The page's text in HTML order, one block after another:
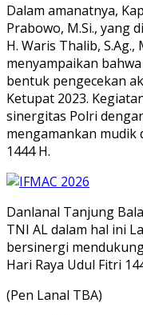
Dalam amanatnya,
Prabowo, M.Si., yang
H. Waris Thalib,
menyampaikan
bentuk pengecekan
Ketupat 2023.
sinergitas Polri
mengamankan mudik
1444 H.
Danlanal Tanjung
TNI AL dalam hal ini
bersinergi
Hari Raya Udul Fitri
(Pen Lanal TBA)